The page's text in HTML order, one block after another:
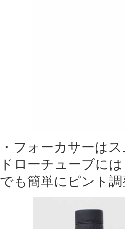
・フォーカサーは
ドローチューブに
でも簡単にピント